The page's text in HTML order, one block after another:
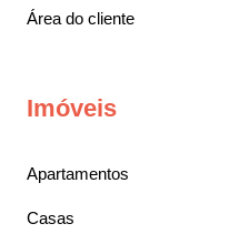
Área do cliente
Imóveis
Apartamentos
Casas